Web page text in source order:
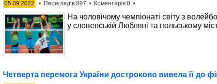
05.09.2022 • Переглядів:897 • Коментарів:0 •
На чоловічому чемпіонаті світу з
у словенській Любляні та польському
Четверта перемога України достроково вивела її до